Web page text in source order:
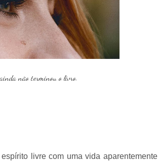
não terminou o livro.
livre com uma vida aparentemente